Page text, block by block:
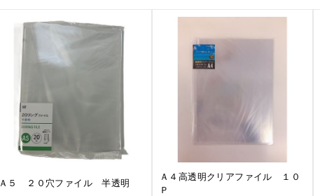
Ａ５ ２０穴ファイル 半透明
Ａ４高透明クリアファイル １０
Ｐ